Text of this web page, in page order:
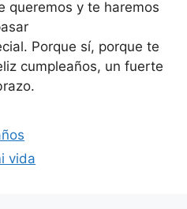
queremos y te haremos
Porque sí, porque te
cumpleaños, un fuerte
vida